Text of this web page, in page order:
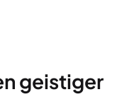
geistiger